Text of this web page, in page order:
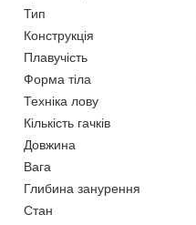
Тип
Конструкція
Плавучість
Форма тіла
Техніка лову
Кількість гачків
Довжина
Вага
Глибина занурення
Стан